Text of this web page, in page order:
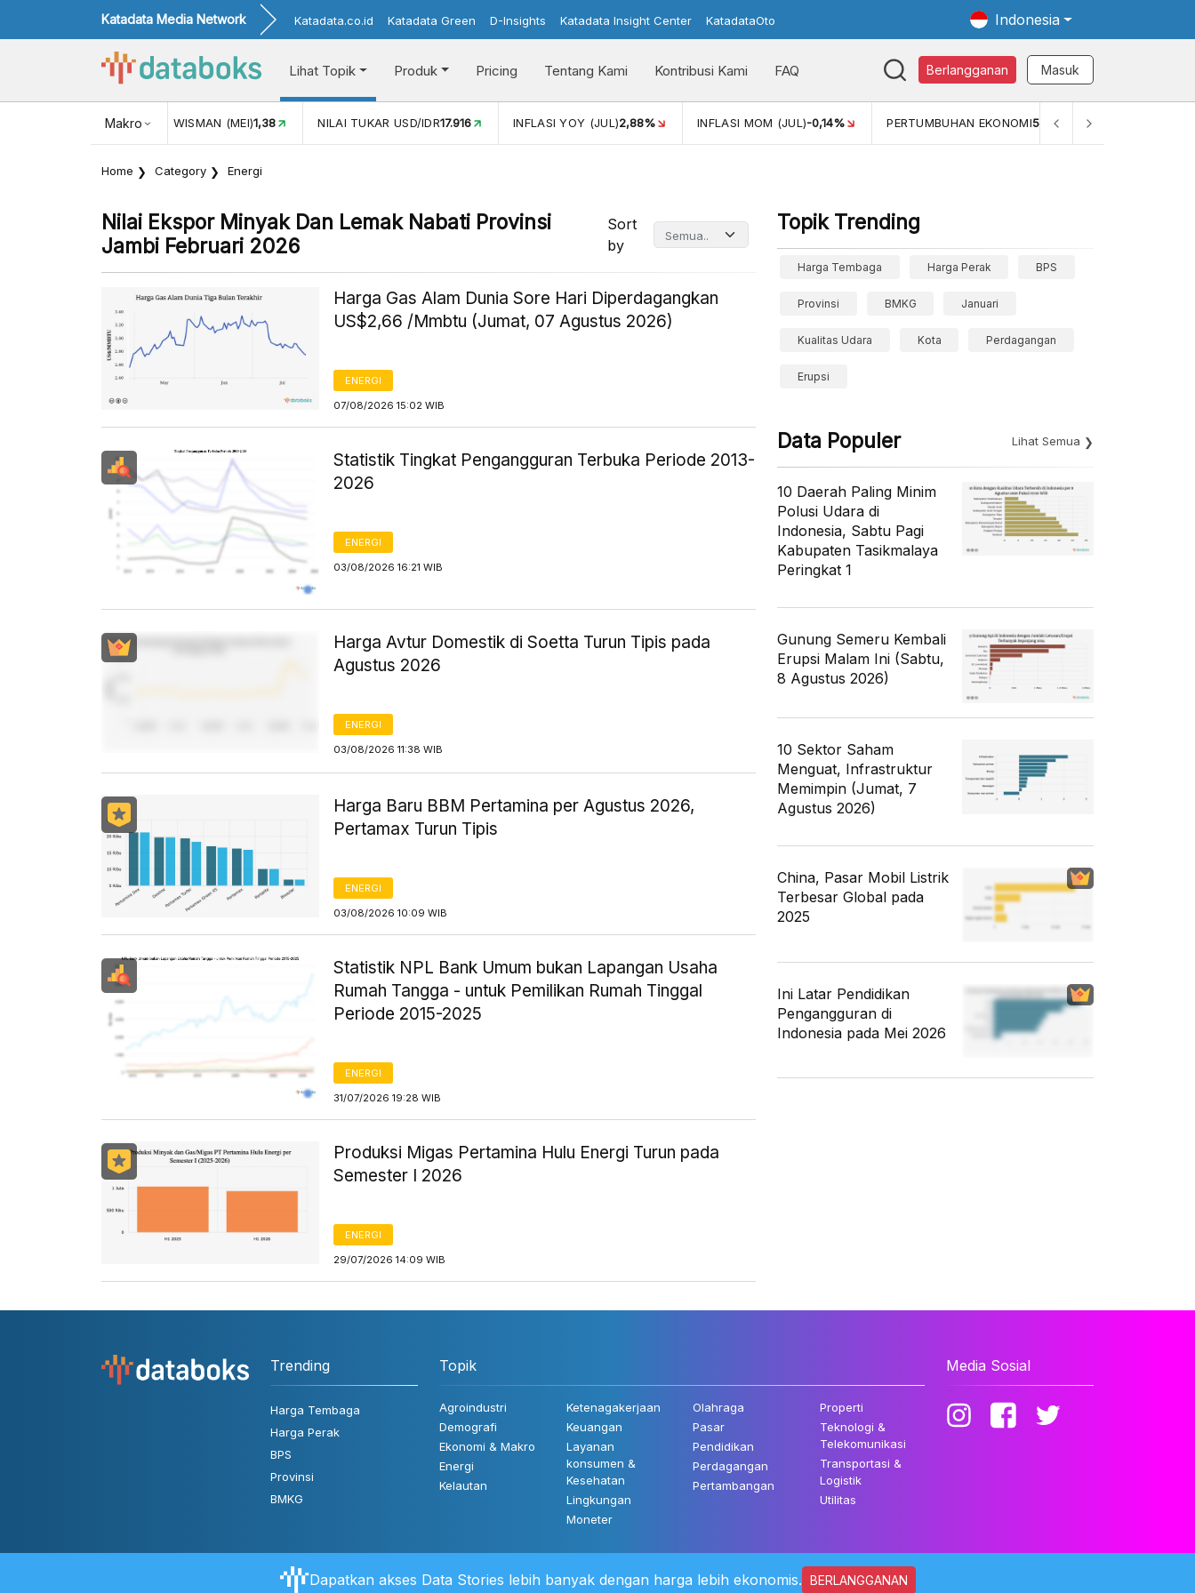
Katadata Media Network Katadata.co.id Katadata Green D-Insights Katadata Insight Center KatadataOto Indonesia
Lihat Topik Produk Pricing Tentang Kami Kontribusi Kami FAQ Berlangganan Masuk
Makro
KUNJUNGAN WISMAN (MEI)1,38 NILAI TUKAR USD/IDR17.916 INFLASI YOY (JUL)2,88% INFLASI MOM (JUL)-0,14% PERTUMBUHAN EKONOMI5,11%
Home Category Energi
Nilai Ekspor Minyak Dan Lemak Nabati Provinsi
Jambi Februari 2026
Sort
by
Harga Gas Alam Dunia Sore Hari Diperdagangkan
US$2,66 /Mmbtu (Jumat, 07 Agustus 2026)
ENERGI
07/08/2026 15:02 WIB
Statistik Tingkat Pengangguran Terbuka Periode 2013-
2026
ENERGI
03/08/2026 16:21 WIB
Harga Avtur Domestik di Soetta Turun Tipis pada
Agustus 2026
ENERGI
03/08/2026 11:38 WIB
Harga Baru BBM Pertamina per Agustus 2026,
Pertamax Turun Tipis
ENERGI
03/08/2026 10:09 WIB
Statistik NPL Bank Umum bukan Lapangan Usaha
Rumah Tangga - untuk Pemilikan Rumah Tinggal
Periode 2015-2025
ENERGI
31/07/2026 19:28 WIB
Produksi Migas Pertamina Hulu Energi Turun pada
Semester I 2026
ENERGI
29/07/2026 14:09 WIB
Topik Trending
Harga Tembaga Harga Perak BPS
Provinsi BMKG Januari
Kualitas Udara Kota Perdagangan
Erupsi
Data Populer Lihat Semua
10 Daerah Paling Minim
Polusi Udara di
Indonesia, Sabtu Pagi
Kabupaten Tasikmalaya
Peringkat 1
Gunung Semeru Kembali
Erupsi Malam Ini (Sabtu,
8 Agustus 2026)
10 Sektor Saham
Menguat, Infrastruktur
Memimpin (Jumat, 7
Agustus 2026)
China, Pasar Mobil Listrik
Terbesar Global pada
2025
Ini Latar Pendidikan
Pengangguran di
Indonesia pada Mei 2026
Trending
Harga Tembaga
Harga Perak
BPS
Provinsi
BMKG
Topik
Agroindustri
Demografi
Ekonomi & Makro
Energi
Kelautan
Ketenagakerjaan
Keuangan
Layanan
konsumen &
Kesehatan
Lingkungan
Moneter
Olahraga
Pasar
Pendidikan
Perdagangan
Pertambangan
Properti
Teknologi &
Telekomunikasi
Transportasi &
Logistik
Utilitas
Media Sosial
Aturan Pengguna FAQ Hubungi Kami ©2022 Katadata. Hak cipta dilindungi Undang-undang.
Dapatkan akses Data Stories lebih banyak dengan harga lebih ekonomis. BERLANGGANAN